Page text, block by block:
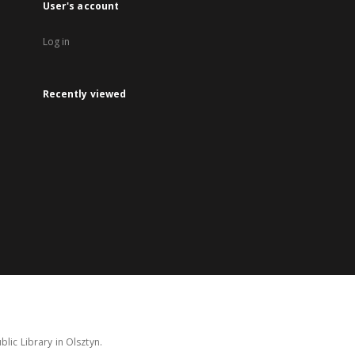
User's account
Log in
Recently viewed
Library in Olsztyn.